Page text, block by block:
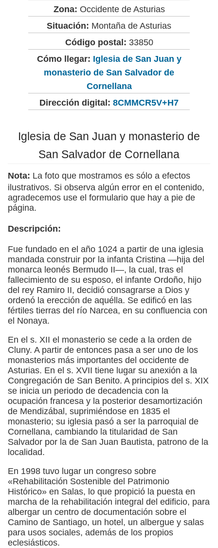
Zona: Occidente de Asturias
Situación: Montaña de Asturias
Código postal: 33850
Cómo llegar: Iglesia de San Juan y
monasterio de San Salvador de
Cornellana
Dirección digital: 8CMMCR5V+H7
Iglesia de San Juan y monasterio de
San Salvador de Cornellana
Nota: La foto que mostramos es sólo a efectos
ilustrativos. Si observa algún error en el contenido,
agradecemos use el formulario que hay a pie de
página.
Descripción:
Fue fundado en el año 1024 a partir de una iglesia
mandada construir por la infanta Cristina —hija del
monarca leonés Bermudo II—, la cual, tras el
fallecimiento de su esposo, el infante Ordoño, hijo
del rey Ramiro II, decidió consagrarse a Dios y
ordenó la erección de aquélla. Se edificó en las
fértiles tierras del río Narcea, en su confluencia con
el Nonaya.
En el s. XII el monasterio se cede a la orden de
Cluny. A partir de entonces pasa a ser uno de los
monasterios más importantes del occidente de
Asturias. En el s. XVII tiene lugar su anexión a la
Congregación de San Benito. A principios del s. XIX
se inicia un periodo de decadencia con la
ocupación francesa y la posterior desamortización
de Mendizábal, suprimiéndose en 1835 el
monasterio; su iglesia pasó a ser la parroquial de
Cornellana, cambiando la titularidad de San
Salvador por la de San Juan Bautista, patrono de la
localidad.
En 1998 tuvo lugar un congreso sobre
«Rehabilitación Sostenible del Patrimonio
Histórico» en Salas, lo que propició la puesta en
marcha de la rehabilitación integral del edificio, para
albergar un centro de documentación sobre el
Camino de Santiago, un hotel, un albergue y salas
para usos sociales, además de los propios
eclesiásticos.